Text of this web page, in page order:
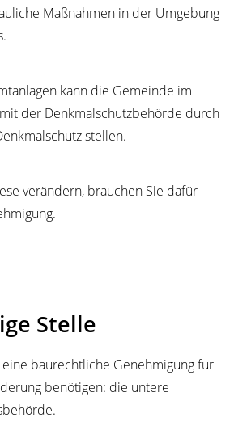
Maßnahmen in der Umgebung
kann die Gemeinde im
der Denkmalschutzbehörde durch
schutz stellen.
verändern, brauchen Sie dafür
Stelle
eine baurechtliche Genehmigung für
benötigen: die untere